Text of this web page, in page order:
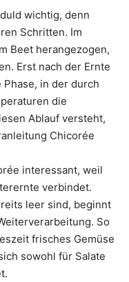
wichtig, denn
Schritten. Im
Beet herangezogen,
Erst nach der Ernte
in der durch
die
Ablauf versteht,
Chicorée
interessant, weil
verbindet.
leer sind, beginnt
So
frisches Gemüse
sowohl für Salate